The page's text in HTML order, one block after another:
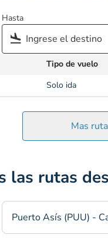
Hasta
Tipo de vuelo
Solo ida
Mas
las rutas
Puerto Asís (PUU) -